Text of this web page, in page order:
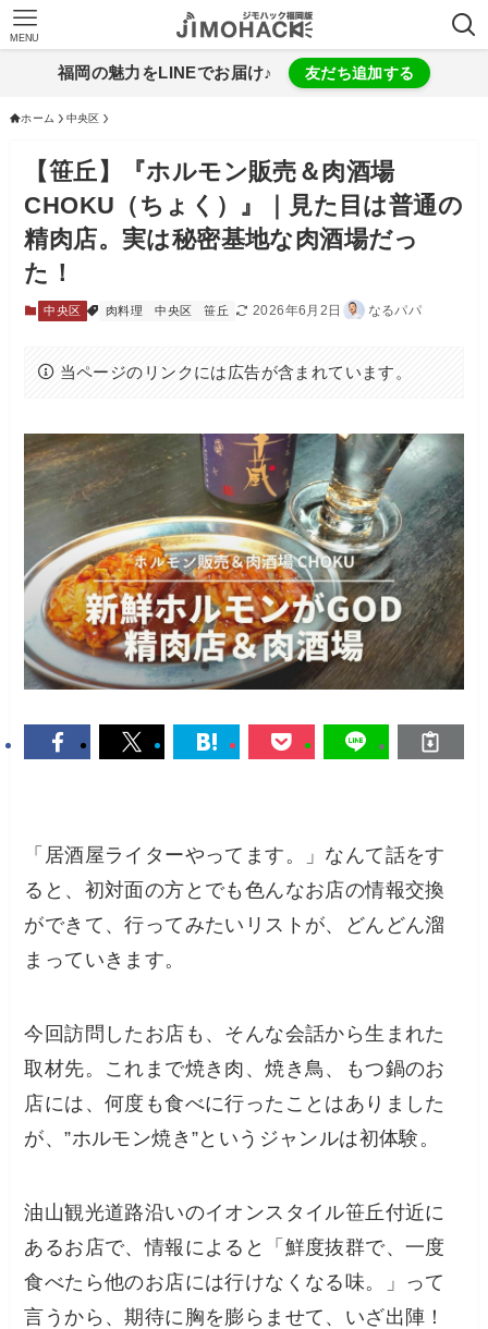
MENU
福岡の魅力をLINEでお届け♪ 友だち追加する
ホーム 中央区
【笹丘】『ホルモン販売＆肉酒場
CHOKU（ちょく）』｜見た目は普通の
精肉店。実は秘密基地な肉酒場だっ
た！
中央区 肉料理 中央区 笹丘 2026年6月2日 なるパパ
当ページのリンクには広告が含まれています。
「居酒屋ライターやってます。」なんて話をす
ると、初対面の方とでも色んなお店の情報交換
ができて、行ってみたいリストが、どんどん溜
まっていきます。
今回訪問したお店も、そんな会話から生まれた
取材先。これまで焼き肉、焼き鳥、もつ鍋のお
店には、何度も食べに行ったことはありました
が、”ホルモン焼き”というジャンルは初体験。
油山観光道路沿いのイオンスタイル笹丘付近に
あるお店で、情報によると「鮮度抜群で、一度
食べたら他のお店には行けなくなる味。」って
言うから、期待に胸を膨らませて、いざ出陣！